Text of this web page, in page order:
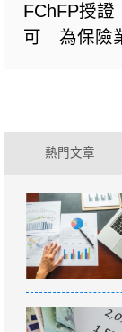
FChFP授
可 為保險
熱門文章